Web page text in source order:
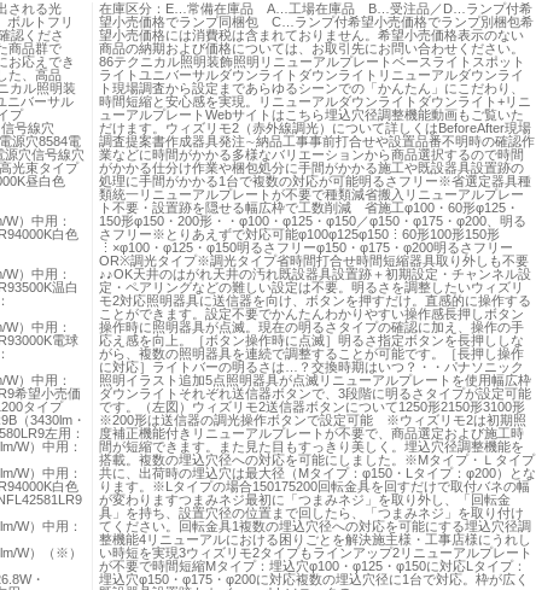
される光
ボルトフリ
認くださ
商品群で
お応えでき
た、高品
カル照明装
ニバーサル
プ
号線穴
源穴8584電
源穴信号線穴
光束タイプ
昼白色
）中用：
白色
）中用：
温白
）中用：
電球
）中用：
希望小売価
タイプ
（3430lm・
左用：
W）中用：
W）中用：
白色
W）中用：
W）（※）
・
在庫区分：E…常備在庫品 A…工場在庫品 B…受注品／D…ランプ付希
望小売価格でランプ同梱包 C…ランプ付希望小売価格でランプ別梱包希
望小売価格には消費税は含まれておりません。希望小売価格表示のない
商品の納期および価格については、お取引先にお問い合わせください。
86テクニカル照明装飾照明リニューアルプレートベースライトスポット
ライトユニバーサルダウンライトダウンライトリニューアルダウンライ
ト現場調査から設定まであらゆるシーンでの「かんたん」にこだわり、
時間短縮と安心感を実現。リニューアルダウンライトダウンライト+リニ
ューアルプレートWebサイトはこちら埋込穴径調整機能動画もご覧いた
だけます。ウィズリモ2（赤外線調光）について詳しくはBeforeAfter現場
調査提案書作成器具発注∼納品工事事前打合せや設置品番不明時の確認作
業などに時間がかかる多様なバリエーションから商品選択するので時間
がかかる仕分け作業や梱包処分に手間がかかる施工や既設器具設置跡の
処理に手間がかかる1台で複数の対応が可能明るさフリー※省選定器具種
類統一リニューアルプレートが不要で種類減省搬入リニューアルプレー
ト不要・設置跡を隠せる幅広枠で工数削減 省施工φ100・60形φ125・
150形φ150・200形・・φ100・φ125・φ150／φ150・φ175・φ200、明る
さフリー※とりあえずで対応可能φ100φ125φ150⋮60形100形150形
⋮×φ100・φ125・φ150明るさフリーφ150・φ175・φ200明るさフリー
OR※調光タイプ※調光タイプ省時間打合せ時間短縮器具取り外しも不要
♪♪OK天井のはがれ天井の汚れ既設器具設置跡＋初期設定・チャンネル設
定・ペアリングなどの難しい設定は不要。明るさを調整したいウィズリ
モ2対応照明器具に送信器を向け、ボタンを押すだけ。直感的に操作する
ことができます。設定不要でかんたんわかりやすい操作感長押しボタン
操作時に照明器具が点滅。現在の明るさタイプの確認に加え、操作の手
応え感を向上。［ボタン操作時に点滅］明るさ指定ボタンを長押ししな
がら、複数の照明器具を連続で調整することが可能です。［長押し操作
に対応］ライトバーの明るさは…？交換時期はいつ？・・パナソニック
照明イラスト追加5点照明器具が点滅リニューアルプレートを使用幅広枠
ダウンライトそれぞれ送信器ボタンで、3段階に明るさタイプが設定可能
です。（左図）ウィズリモ2送信器ボタンについて1250形2150形3100形
※200形は送信器の調光操作ボタンで設定可能 ※ウィズリモ2は初期照
度補正機能付きリニューアルプレートが不要で、商品選定および施工時
間が短縮できます。また見た目もすっきり美しく。埋込穴径調整機能を
搭載。複数の埋込穴径への対応を可能にしました。※Mタイプ・Ｌタイプ
共に、出荷時の埋込穴は最大径（Mタイプ：φ150・Lタイプ：φ200）とな
ります。※Lタイプの場合150175200回転金具を回すだけで取付バネの幅
が変わりますつまみネジ最初に「つまみネジ」を取り外し、「回転金
具」を持ち、設置穴径の位置まで回したら、「つまみネジ」を取り付け
てください。回転金具1複数の埋込穴径への対応を可能にする埋込穴径調
整機能4リニューアルにおける困りごとを解決施主様・工事店様にうれし
い時短を実現3ウィズリモ2タイプもラインアップ2リニューアルプレート
が不要で時間短縮Mタイプ：埋込穴φ100・φ125・φ150に対応Lタイプ：
埋込穴φ150・φ175・φ200に対応複数の埋込穴径に1台で対応。枠が広く